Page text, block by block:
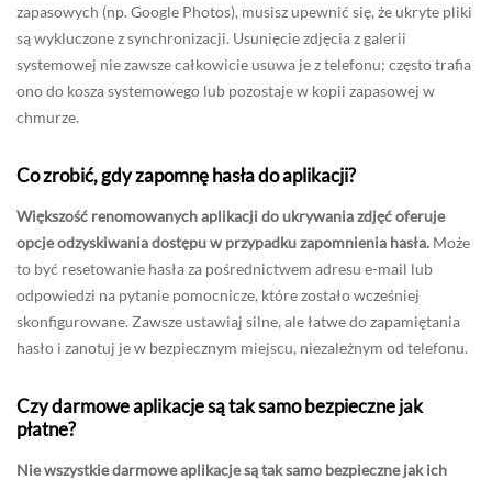
zapasowych (np. Google Photos), musisz upewnić się, że ukryte pliki
są wykluczone z synchronizacji. Usunięcie zdjęcia z galerii
systemowej nie zawsze całkowicie usuwa je z telefonu; często trafia
ono do kosza systemowego lub pozostaje w kopii zapasowej w
chmurze.
Co zrobić, gdy zapomnę hasła do aplikacji?
Większość renomowanych aplikacji do ukrywania zdjęć oferuje
opcje odzyskiwania dostępu w przypadku zapomnienia hasła. Może
to być resetowanie hasła za pośrednictwem adresu e-mail lub
odpowiedzi na pytanie pomocnicze, które zostało wcześniej
skonfigurowane. Zawsze ustawiaj silne, ale łatwe do zapamiętania
hasło i zanotuj je w bezpiecznym miejscu, niezależnym od telefonu.
Czy darmowe aplikacje są tak samo bezpieczne jak
płatne?
Nie wszystkie darmowe aplikacje są tak samo bezpieczne jak ich